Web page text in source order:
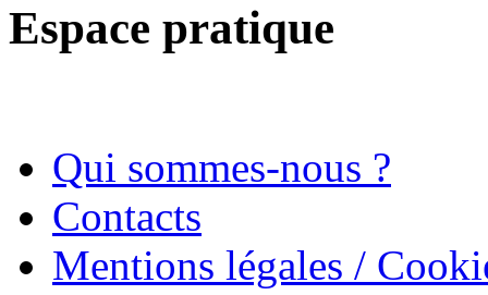
Espace pratique
Qui sommes-nous ?
Contacts
Mentions légales /